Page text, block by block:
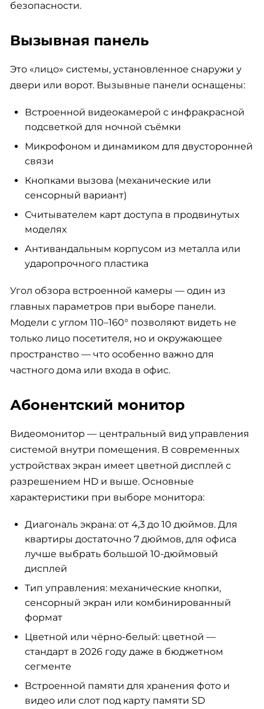
безопасности.
Вызывная панель
Это «лицо» системы, установленное снаружи у
двери или ворот. Вызывные панели оснащены:
Встроенной видеокамерой с инфракрасной
подсветкой для ночной съёмки
Микрофоном и динамиком для двусторонней
связи
Кнопками вызова (механические или
сенсорный вариант)
Считывателем карт доступа в продвинутых
моделях
Антивандальным корпусом из металла или
ударопрочного пластика
Угол обзора встроенной камеры — один из
главных параметров при выборе панели.
Модели с углом 110–160° позволяют видеть не
только лицо посетителя, но и окружающее
пространство — что особенно важно для
частного дома или входа в офис.
Абонентский монитор
Видеомонитор — центральный вид управления
системой внутри помещения. В современных
устройствах экран имеет цветной дисплей с
разрешением HD и выше. Основные
характеристики при выборе монитора:
Диагональ экрана: от 4,3 до 10 дюймов. Для
квартиры достаточно 7 дюймов, для офиса
лучше выбрать большой 10-дюймовый
дисплей
Тип управления: механические кнопки,
сенсорный экран или комбинированный
формат
Цветной или чёрно-белый: цветной —
стандарт в 2026 году даже в бюджетном
сегменте
Встроенной памяти для хранения фото и
видео или слот под карту памяти SD